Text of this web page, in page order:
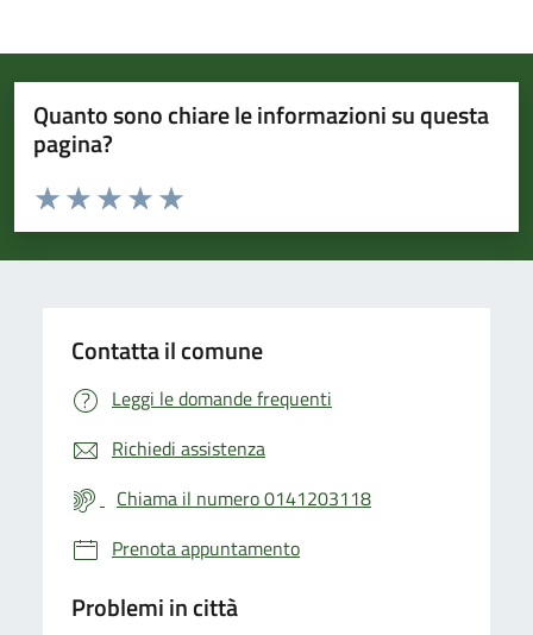
Quanto sono chiare le informazioni su questa
pagina?
Valuta da 1 a 5 stelle la pagina
Valuta 5 stelle su 5
Valuta 4 stelle su 5
Valuta 3 stelle su 5
Valuta 2 stelle su 5
Valuta 1 stelle su 5
Contatta il comune
Leggi le domande frequenti
Richiedi assistenza
Chiama il numero 0141203118
Prenota appuntamento
Problemi in città